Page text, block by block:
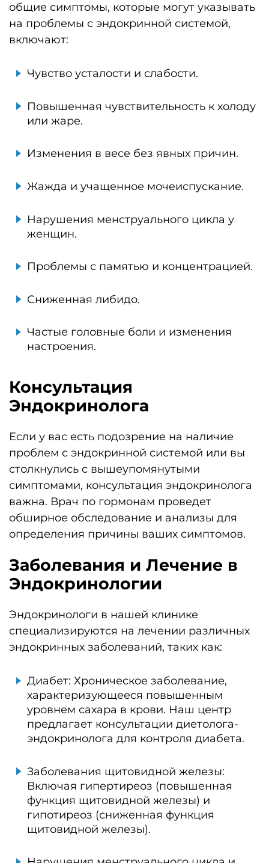
общие симптомы, которые могут указывать
на проблемы с эндокринной системой,
включают:
Чувство усталости и слабости.
Повышенная чувствительность к холоду
или жаре.
Изменения в весе без явных причин.
Жажда и учащенное мочеиспускание.
Нарушения менструального цикла у
женщин.
Проблемы с памятью и концентрацией.
Сниженная либидо.
Частые головные боли и изменения
настроения.
Консультация
Эндокринолога
Если у вас есть подозрение на наличие
проблем с эндокринной системой или вы
столкнулись с вышеупомянутыми
симптомами, консультация эндокринолога
важна. Врач по гормонам проведет
обширное обследование и анализы для
определения причины ваших симптомов.
Заболевания и Лечение в
Эндокринологии
Эндокринологи в нашей клинике
специализируются на лечении различных
эндокринных заболеваний, таких как:
Диабет: Хроническое заболевание,
характеризующееся повышенным
уровнем сахара в крови. Наш центр
предлагает консультации диетолога-
эндокринолога для контроля диабета.
Заболевания щитовидной железы:
Включая гипертиреоз (повышенная
функция щитовидной железы) и
гипотиреоз (сниженная функция
щитовидной железы).